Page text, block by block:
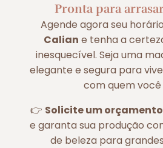
Pronta para
Agende agora seu
Calian e tenha a
inesquecível. Seja uma
elegante e segura para
com quem você
👉 Solicite um
e garanta sua produção
de beleza para